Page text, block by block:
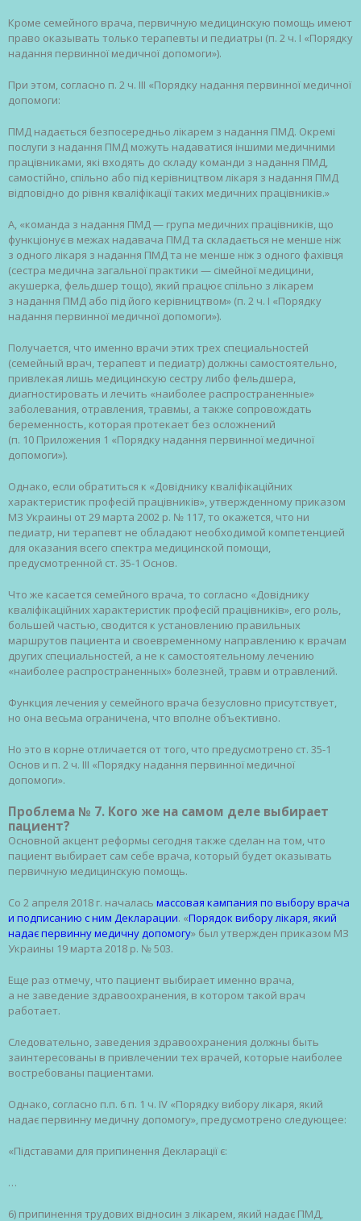
Кроме семейного врача, первичную медицинскую помощь имеют
право оказывать только терапевты и педиатры (п. 2 ч. I «Порядку
надання первинної медичної допомоги»).
При этом, согласно п. 2 ч. III «Порядку надання первинної медичної
допомоги:
ПМД надається безпосередньо лікарем з надання ПМД. Окремі
послуги з надання ПМД можуть надаватися іншими медичними
працівниками, які входять до складу команди з надання ПМД,
самостійно, спільно або під керівництвом лікаря з надання ПМД
відповідно до рівня кваліфікації таких медичних працівників.»
А, «команда з надання ПМД — група медичних працівників, що
функціонує в межах надавача ПМД та складається не менше ніж
з одного лікаря з надання ПМД та не менше ніж з одного фахівця
(сестра медична загальної практики — сімейної медицини,
акушерка, фельдшер тощо), який працює спільно з лікарем
з надання ПМД або під його керівництвом» (п. 2 ч. I «Порядку
надання первинної медичної допомоги»).
Получается, что именно врачи этих трех специальностей
(семейный врач, терапевт и педиатр) должны самостоятельно,
привлекая лишь медицинскую сестру либо фельдшера,
диагностировать и лечить «наиболее распространенные»
заболевания, отравления, травмы, а также сопровождать
беременность, которая протекает без осложнений
(п. 10 Приложения 1 «Порядку надання первинної медичної
допомоги»).
Однако, если обратиться к «Довіднику кваліфікаційних
характеристик професій працівників», утвержденному приказом
МЗ Украины от 29 марта 2002 р. № 117, то окажется, что ни
педиатр, ни терапевт не обладают необходимой компетенцией
для оказания всего спектра медицинской помощи,
предусмотренной ст. 35-1 Основ.
Что же касается семейного врача, то согласно «Довіднику
кваліфікаційних характеристик професій працівників», его роль,
большей частью, сводится к установлению правильных
маршрутов пациента и своевременному направлению к врачам
других специальностей, а не к самостоятельному лечению
«наиболее распространенных» болезней, травм и отравлений.
Функция лечения у семейного врача безусловно присутствует,
но она весьма ограничена, что вполне объективно.
Но это в корне отличается от того, что предусмотрено ст. 35-1
Основ и п. 2 ч. III «Порядку надання первинної медичної
допомоги».
Проблема № 7. Кого же на самом деле выбирает
пациент?
Основной акцент реформы сегодня также сделан на том, что
пациент выбирает сам себе врача, который будет оказывать
первичную медицинскую помощь.
Со 2 апреля 2018 г. началась массовая кампания по выбору врача
и подписанию с ним Декларации. «Порядок вибору лікаря, який
надає первинну медичну допомогу» был утвержден приказом МЗ
Украины 19 марта 2018 р. № 503.
Еще раз отмечу, что пациент выбирает именно врача,
а не заведение здравоохранения, в котором такой врач
работает.
Следовательно, заведения здравоохранения должны быть
заинтересованы в привлечении тех врачей, которые наиболее
востребованы пациентами.
Однако, согласно п.п. 6 п. 1 ч. IV «Порядку вибору лікаря, який
надає первинну медичну допомогу», предусмотрено следующее:
«Підставами для припинення Декларації є:
…
6) припинення трудових відносин з лікарем, який надає ПМД,